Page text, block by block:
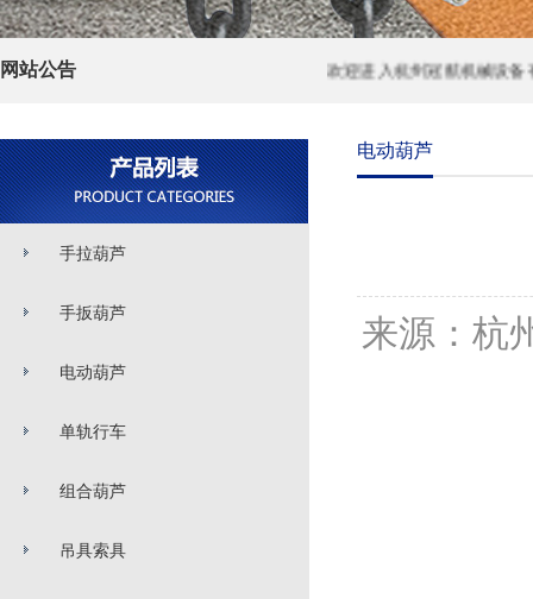
网站公告 欢迎进入杭州冠航机械设备
手拉葫芦
手扳葫芦
电动葫芦
单轨行车
组合葫芦
吊具索具
电动葫芦
来源：杭